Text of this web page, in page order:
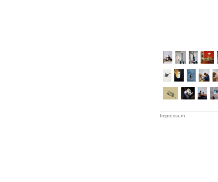
Impressum